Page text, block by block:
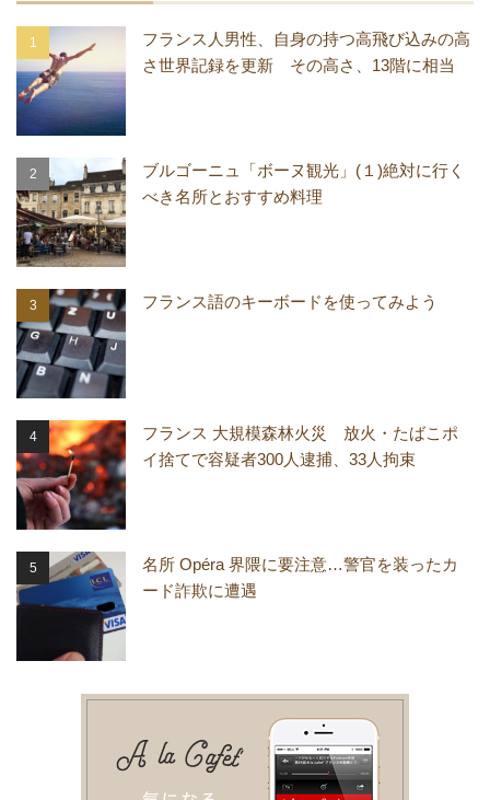
フランス人男性、自身の持つ高飛び込みの高
さ世界記録を更新 その高さ、13階に相当
ブルゴーニュ「ボーヌ観光」(１)絶対に行く
べき名所とおすすめ料理
フランス語のキーボードを使ってみよう
フランス 大規模森林火災 放火・たばこポ
イ捨てで容疑者300人逮捕、33人拘束
名所 Opéra 界隈に要注意…警官を装ったカ
ード詐欺に遭遇